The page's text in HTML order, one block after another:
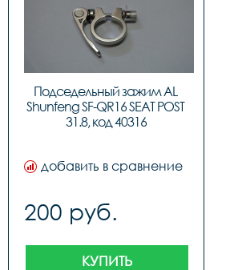
Подседельный зажим AL
Shunfeng SF-QR16 SEAT POST
31.8, код 40316
добавить в сравнение
200 руб.
КУПИТЬ